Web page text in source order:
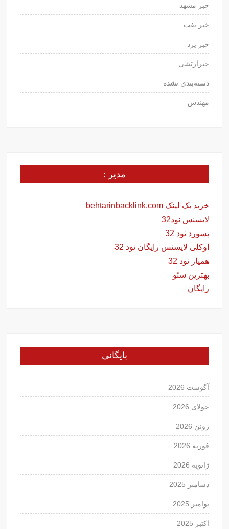
خبر مشهد
خبر نفت
خبر یزد
خبرارتشی
دسته‌بندی نشده
مهندس
مدیر :
خرید بک لینک behtarinbacklink.com
لایسنس نود32
پسورد نود 32
اوکلی لایسنس رایگان نود 32
همیار نود 32
بهترین سئو
رایگان
بایگانی
آگوست 2026
جولای 2026
ژوئن 2026
فوریه 2026
ژانویه 2026
دسامبر 2025
نوامبر 2025
اکتبر 2025